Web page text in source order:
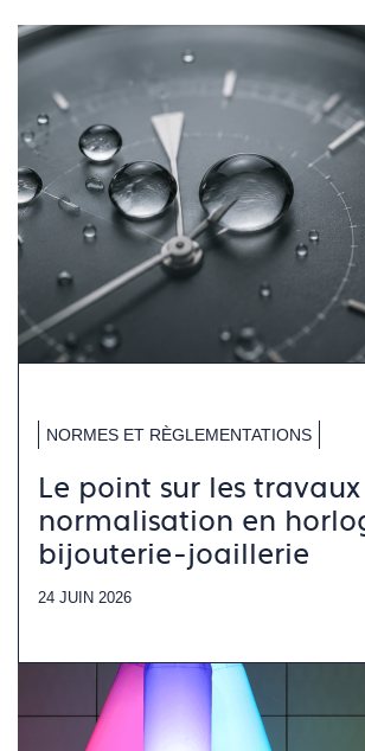
NORMES ET RÈGLEMENTATIONS
Le point sur les
normalisation en
bijouterie-joaillerie
24 JUIN 2026